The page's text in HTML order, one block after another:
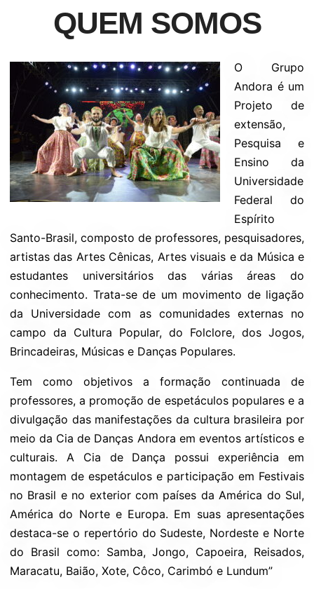
QUEM SOMOS
O Grupo
Andora é um
Projeto de
extensão,
Pesquisa e
Ensino da
Universidade
Federal do
Espírito
Santo-Brasil, composto de professores, pesquisadores,
artistas das Artes Cênicas, Artes visuais e da Música e
estudantes universitários das várias áreas do
conhecimento. Trata-se de um movimento de ligação
da Universidade com as comunidades externas no
campo da Cultura Popular, do Folclore, dos Jogos,
Brincadeiras, Músicas e Danças Populares.
Tem como objetivos a formação continuada de
professores, a promoção de espetáculos populares e a
divulgação das manifestações da cultura brasileira por
meio da Cia de Danças Andora em eventos artísticos e
culturais. A Cia de Dança possui experiência em
montagem de espetáculos e participação em Festivais
no Brasil e no exterior com países da América do Sul,
América do Norte e Europa. Em suas apresentações
destaca-se o repertório do Sudeste, Nordeste e Norte
do Brasil como: Samba, Jongo, Capoeira, Reisados,
Maracatu, Baião, Xote, Côco, Carimbó e Lundum”